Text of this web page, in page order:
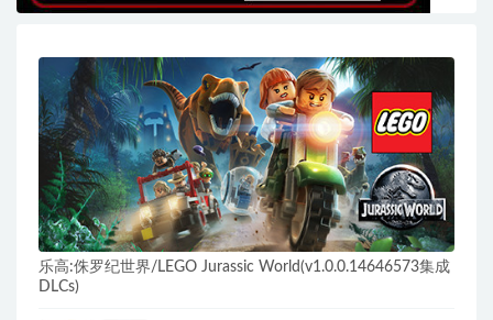
乐高:侏罗纪世界/LEGO Jurassic World(v1.0.0.14646573集成
DLCs)